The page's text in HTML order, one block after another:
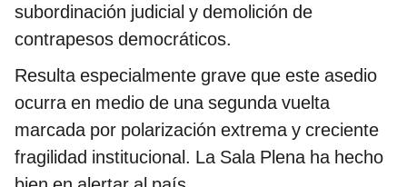
subordinación judicial y demolición de
contrapesos democráticos.
Resulta especialmente grave que este asedio
ocurra en medio de una segunda vuelta
marcada por polarización extrema y creciente
fragilidad institucional. La Sala Plena ha hecho